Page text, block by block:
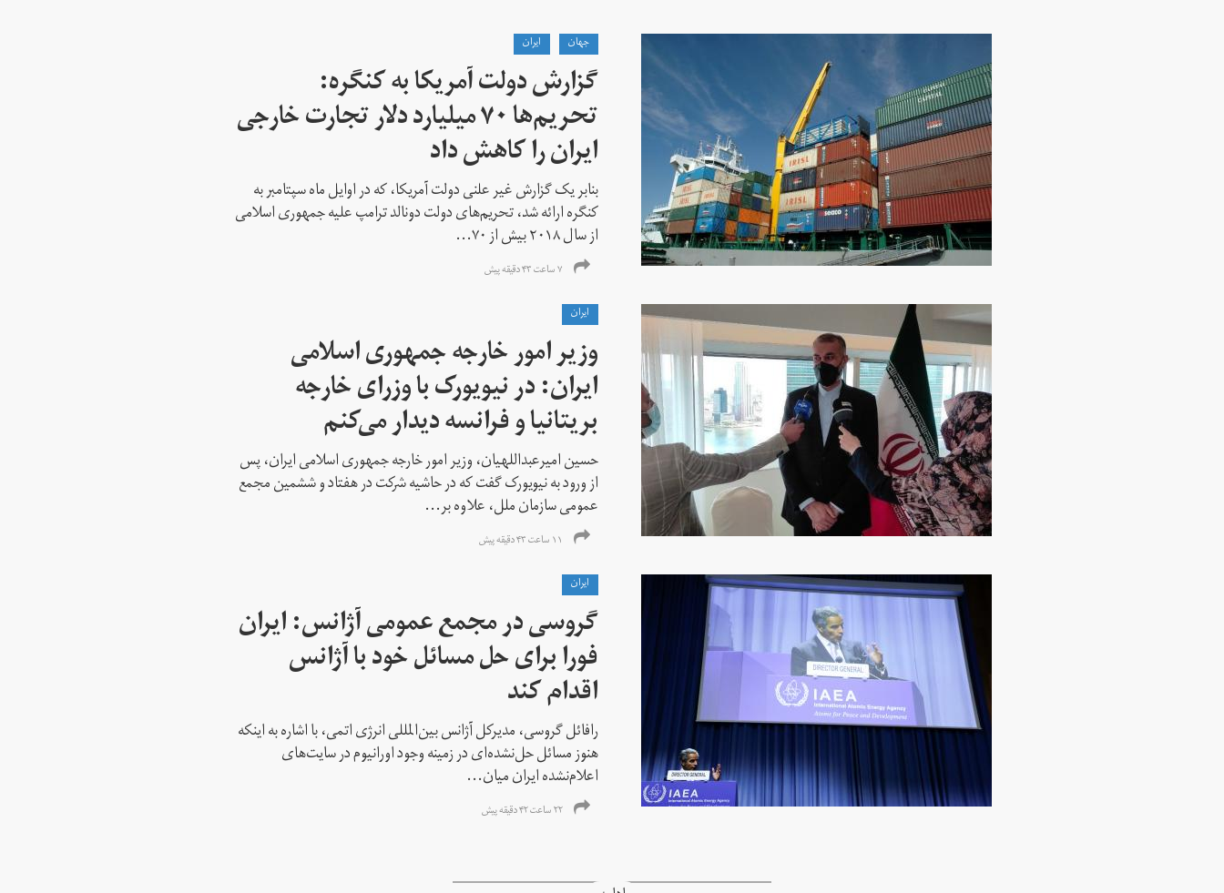
جهان ايران
گزارش دولت آمریکا به کنگره:
تحریم‌ها ۷۰ میلیارد دلار تجارت خارجی
ایران را کاهش داد
بنابر یک گزارش غیر علنی دولت آمریکا، که در اوایل ماه سپتامبر به
کنگره ارائه شد، تحریم‌های دولت دونالد ترامپ علیه جمهوری اسلامی
از سال ۲۰۱۸ بیش از ۷۰...
۷ ساعت ۴۳ دقیقه پیش
ايران
وزیر امور خارجه جمهوری اسلامی
ایران: در نیویورک با وزرای خارجه
بریتانیا و فرانسه دیدار می‌کنم
حسین امیرعبداللهیان، وزیر امور خارجه جمهوری اسلامی ایران، پس
از ورود به نیویورک گفت که در حاشیه شرکت در هفتاد و ششمین مجمع
عمومی سازمان ملل، علاوه بر...
۱۱ ساعت ۴۳ دقیقه پیش
ايران
گروسی در مجمع عمومی آژانس: ایران
فورا برای حل مسائل خود با آژانس
اقدام کند
رافائل گروسی، مدیرکل آژانس بین‌المللی انرژی اتمی، با اشاره به اینکه
هنوز مسائل حل‌نشده‌ای در زمینه وجود اورانیوم در سایت‌های
اعلام‌نشده ایران میان...
۲۲ ساعت ۴۲ دقیقه پیش